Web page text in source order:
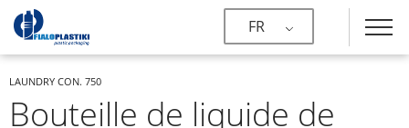
FR
LAUNDRY CON. 750
Bouteille de liquide de